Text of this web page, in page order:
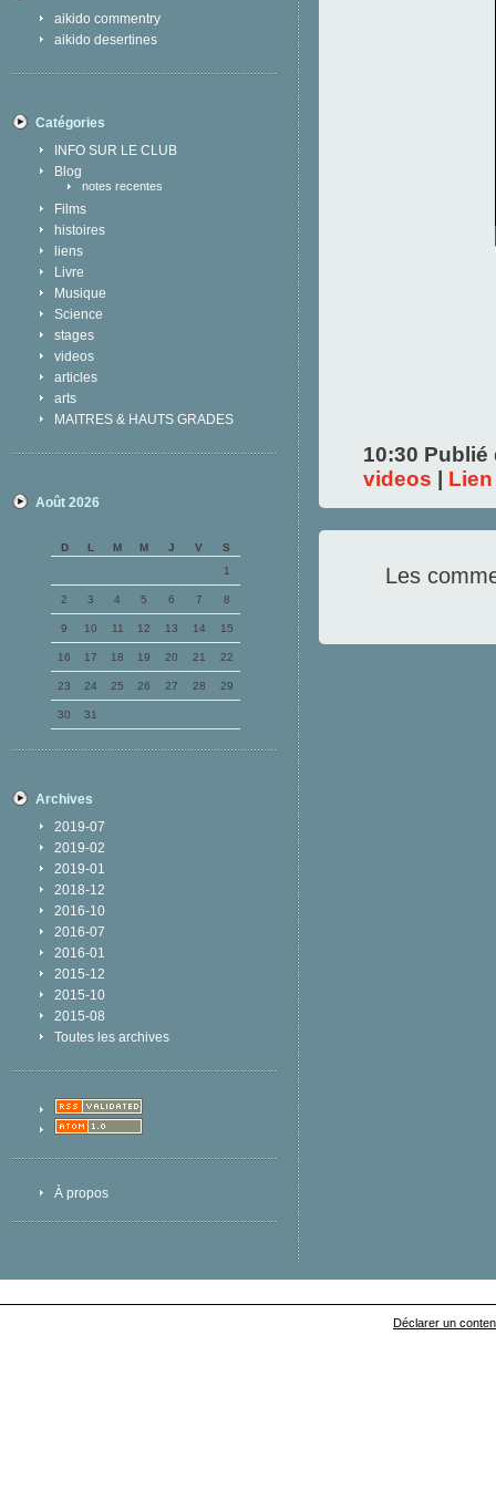
aikido commentry
aikido desertines
Catégories
INFO SUR LE CLUB
Blog
notes recentes
Films
histoires
liens
Livre
Musique
Science
stages
videos
articles
arts
MAITRES & HAUTS GRADES
Août 2026
D L M M J V
S
1
2 3 4 5 6 7 8
9 10 11 12 13 14 15
16 17 18 19 20 21 22
23 24 25 26 27 28 29
30 31
Archives
2019-07
2019-02
2019-01
2018-12
2016-10
2016-07
2016-01
2015-12
2015-10
2015-08
Toutes les archives
À propos
10:30
videos
Les
Déclarer un